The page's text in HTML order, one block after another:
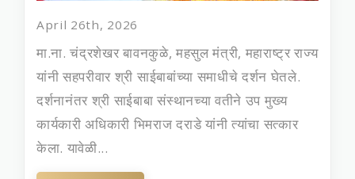
April 26th, 2026
मा.ना. चंद्रशेखर बावनकुळे, महसुल मंत्री, महाराष्ट्र राज्य
यांनी सहपरीवार श्री साईबाबांच्या समाधीचे दर्शन घेतले.
दर्शनानंतर श्री साईबाबा संस्थानच्या वतीने उप मुख्‍य
कार्यकारी अधिकारी भिमराज दराडे यांनी त्यांचा सत्कार
केला. यावेळी...